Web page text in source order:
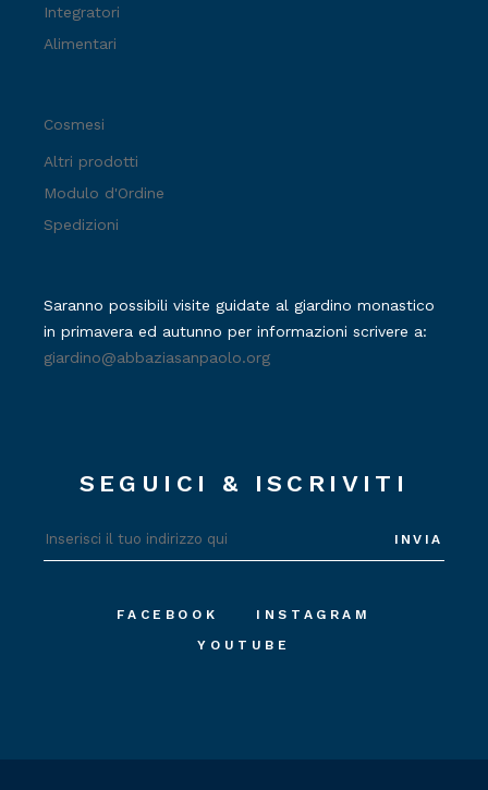
Integratori
Alimentari
Cosmesi
Altri prodotti
Modulo d'Ordine
Spedizioni
Saranno possibili visite guidate al giardino monastico
in primavera ed autunno per informazioni scrivere a:
giardino@abbaziasanpaolo.org
SEGUICI & ISCRIVITI
INVIA
FACEBOOK
INSTAGRAM
YOUTUBE